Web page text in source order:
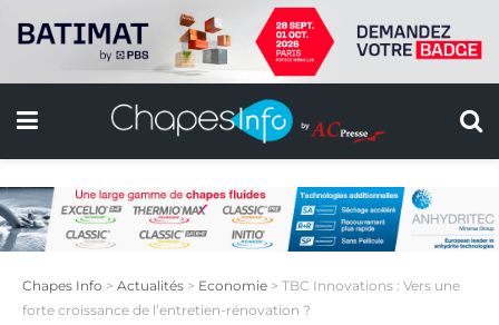
Chapes Info > Actualités > Economie > TBC Innovations : Vers une
forte croissance de l’entretien-rénovation ?